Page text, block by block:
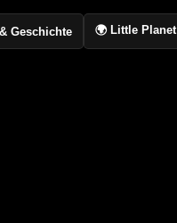
Geschichte 🌍 Little Planet